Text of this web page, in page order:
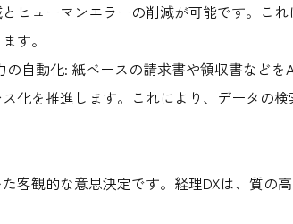
ヒューマンエラーの削減が可能です。こ
す。
自動化: 紙ベースの請求書や領収書など
化を推進します。これにより、データの
客観的な意思決定です。経理DXは、質の